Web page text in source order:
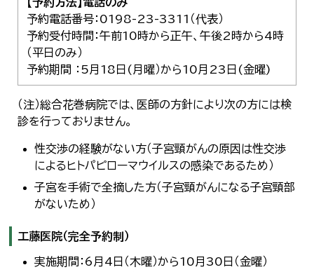
予約電話番号：0198-23-3311（代表）
予約受付時間：午前10時から正午、午後2時から4時
（平日のみ）
予約期間 ：5月18日(月曜）から10月23日(金曜)
（注）総合花巻病院では、医師の方針により次の方には検
診を行っておりません。
性交渉の経験がない方（子宮頸がんの原因は性交渉
によるヒトパピローマウイルスの感染であるため）
子宮を手術で全摘した方（子宮頸がんになる子宮頸部
がないため）
工藤医院（完全予約制）
実施期間：6月4日（木曜）から10月30日（金曜）